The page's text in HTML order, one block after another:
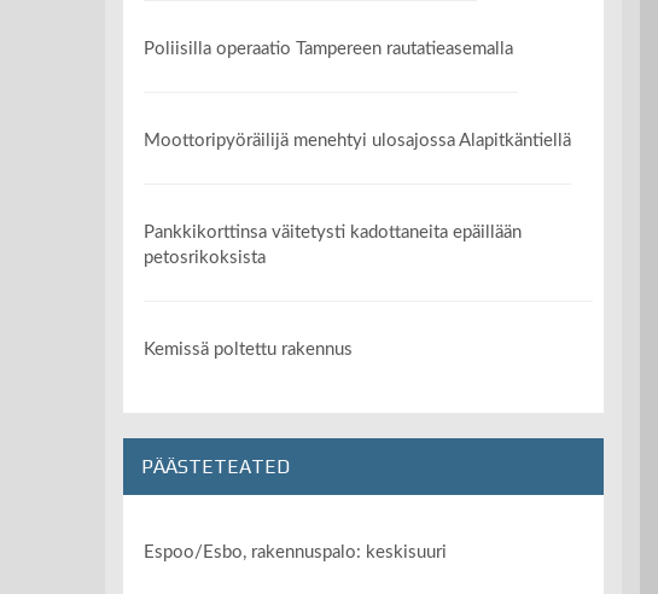
Poliisilla operaatio Tampereen rautatieasemalla
Moottoripyöräilijä menehtyi ulosajossa Alapitkäntiellä
Pankkikorttinsa väitetysti kadottaneita epäillään
petosrikoksista
Kemissä poltettu rakennus
PÄÄSTETEATED
Espoo/Esbo, rakennuspalo: keskisuuri